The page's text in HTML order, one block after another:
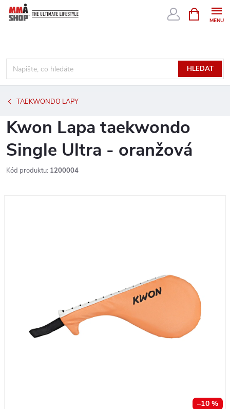
Přejít
HLEDAT
NÁKUPNÍ
KOŠÍK
TAEKWONDO LAPY
Kwon Lapa taekwondo
Single Ultra - oranžová
Kód produktu: 1200004
–10 %